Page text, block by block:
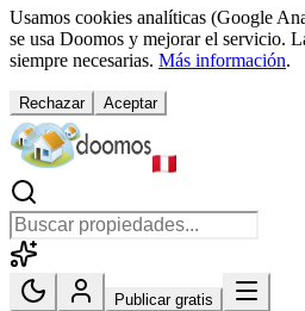
Usamos cookies analíticas (Google
se usa Doomos y mejorar el servicio.
siempre necesarias. Más información.
Rechazar Aceptar
Publicar gratis